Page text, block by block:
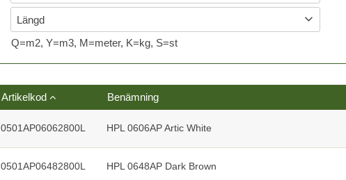
Q=m2, Y=m3, M=meter, K=kg, S=st
Artikelkod Benämning
0501AP06062800L HPL 0606AP Artic White
0501AP06482800L HPL 0648AP Dark Brown